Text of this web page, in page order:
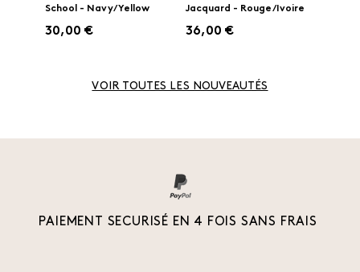
School - Navy/Yellow
30,00 €
Jacquard - Rouge/Ivoire
36,00 €
VOIR TOUTES LES NOUVEAUTÉS
PAIEMENT SECURISÉ EN 4 FOIS SANS FRAIS